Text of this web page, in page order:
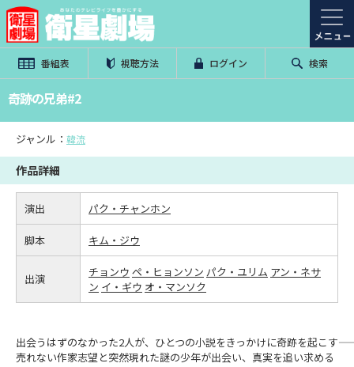
番組表 視聴方法 ログイン 検索
奇跡の兄弟#2
ジャンル： 韓流
作品詳細
演出 パク・チャンホン
脚本 キム・ジウ
出演 チョンウ ペ・ヒョンソン パク・ユリム アン・ネサ
ン イ・ギウ オ・マンソク
出会うはずのなかった2人が、ひとつの小説をきっかけに奇跡を起こす――
売れない作家志望と突然現れた謎の少年が出会い、真実を追い求める